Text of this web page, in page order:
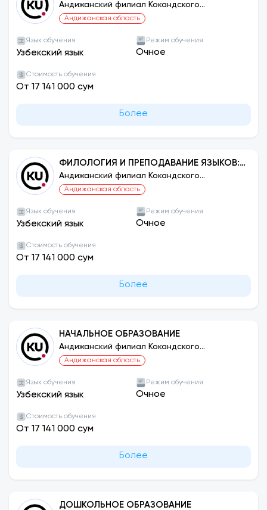
УЗБЕКСКИЙ ЯЗЫК
Андижанский филиал Кокандского
университета
Андижанская область
Язык обучения
Узбекский язык
Режим обучения
Очное
Стоимость обучения
От 17 141 000 сум
Более
ФИЛОЛОГИЯ И ПРЕПОДАВАНИЕ ЯЗЫКОВ:
РУССКИЙ ЯЗЫК
Андижанский филиал Кокандского
университета
Андижанская область
Язык обучения
Узбекский язык
Режим обучения
Очное
Стоимость обучения
От 17 141 000 сум
Более
НАЧАЛЬНОЕ ОБРАЗОВАНИЕ
Андижанский филиал Кокандского
университета
Андижанская область
Язык обучения
Узбекский язык
Режим обучения
Очное
Стоимость обучения
От 17 141 000 сум
Более
ДОШКОЛЬНОЕ ОБРАЗОВАНИЕ